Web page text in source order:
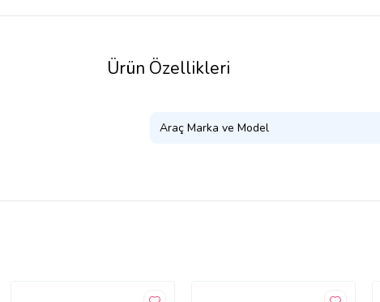
Ürün Özellikleri
Araç Marka ve Model